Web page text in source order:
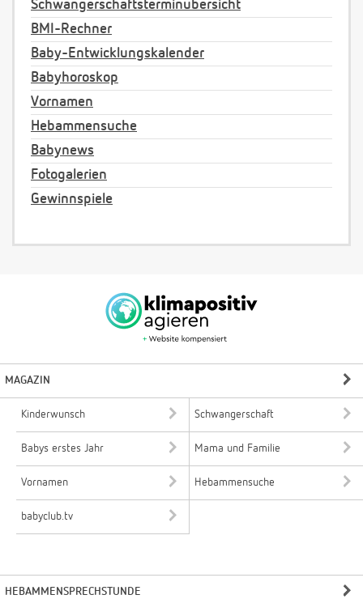
Schwangerschaftsterminübersicht
BMI-Rechner
Baby-Entwicklungskalender
Babyhoroskop
Vornamen
Hebammensuche
Babynews
Fotogalerien
Gewinnspiele
MAGAZIN
Kinderwunsch Schwangerschaft
Babys erstes Jahr Mama und Familie
Vornamen Hebammensuche
babyclub.tv
HEBAMMENSPRECHSTUNDE